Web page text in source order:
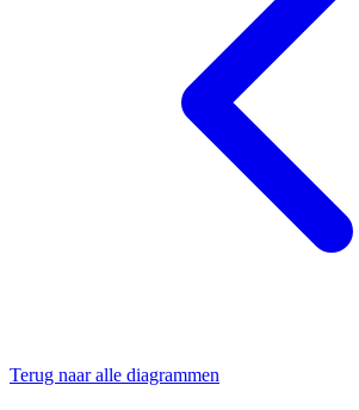
Terug naar alle diagrammen